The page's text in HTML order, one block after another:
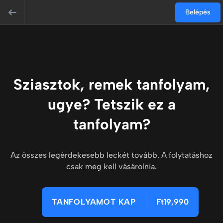
Belépés
Sziasztok, remek tanfolyam,
ugye? Tetszik ez a
tanfolyam?
Az összes legérdekesebb leckét tovább. A folytatáshoz
csak meg kell vásárolnia.
TANFOLYAMOT KAP Ft19,990